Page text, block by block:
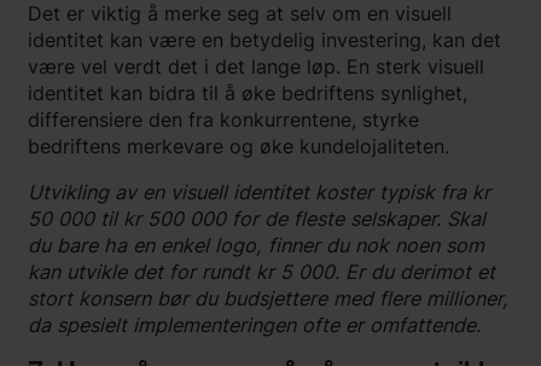
Det er viktig å merke seg at selv om en visuell
identitet kan være en betydelig investering, kan det
være vel verdt det i det lange løp. En sterk visuell
identitet kan bidra til å øke bedriftens synlighet,
differensiere den fra konkurrentene, styrke
bedriftens merkevare og øke kundelojaliteten.
Utvikling av en visuell identitet koster typisk fra kr
50 000 til kr 500 000 for de fleste selskaper. Skal
du bare ha en enkel logo, finner du nok noen som
kan utvikle det for rundt kr 5 000. Er du derimot et
stort konsern bør du budsjettere med flere millioner,
da spesielt implementeringen ofte er omfattende.